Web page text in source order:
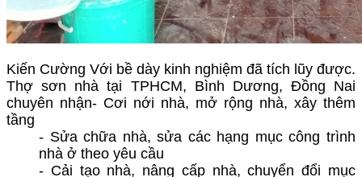
Kiến Cường Với bề dày kinh nghiệm đã tích lũy được.
Thợ sơn nhà tại TPHCM, Bình Dương, Đồng Nai
chuyên nhận- Cơi nới nhà, mở rộng nhà, xây thêm
tầng
- Sửa chữa nhà, sửa các hạng mục công trình
nhà ở theo yêu cầu
- Cải tạo nhà, nâng cấp nhà, chuyển đổi mục